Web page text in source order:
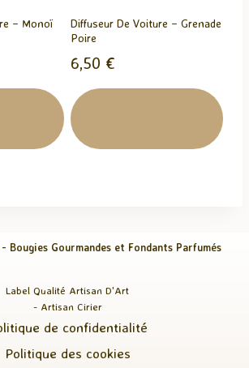
– Monoï
Diffuseur De Voiture – Grenade
Poire
6,50 €
Bougies Gourmandes et Fondants Parfumés
Label Qualité Artisan D'Art
- Artisan Cirier
de confidentialité
Politique des cookies